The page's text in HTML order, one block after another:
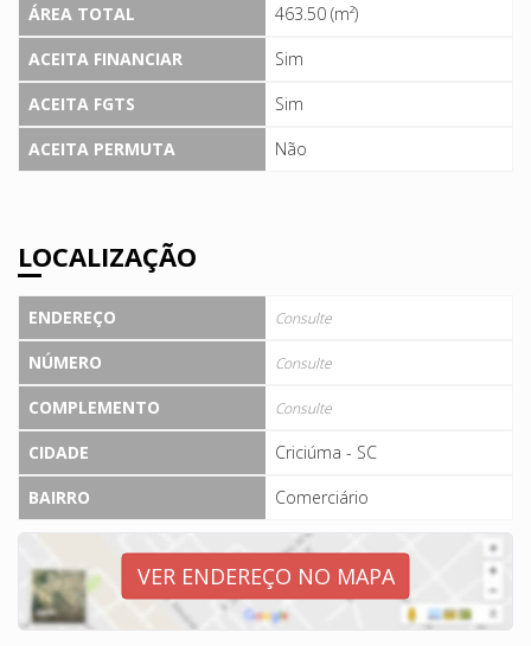
ÁREA TOTAL
463.50 (m²)
ACEITA FINANCIAR
Sim
ACEITA FGTS
Sim
ACEITA PERMUTA
Não
LOCALIZAÇÃO
ENDEREÇO Consulte
NÚMERO Consulte
COMPLEMENTO Consulte
CIDADE
Criciúma - SC
BAIRRO
Comerciário
VER ENDEREÇO NO MAPA